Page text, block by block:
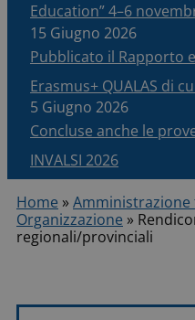
Education” 4–6
15 Giugno 2026
Pubblicato il Rapporto
Erasmus+ QUALAS di
5 Giugno 2026
Concluse anche le
INVALSI 2026
Home »
Organizzazione »
regionali/provinciali